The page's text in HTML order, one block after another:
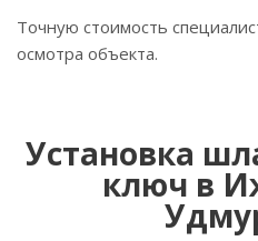
Точную стоимость
осмотра объекта.
Установка
ключ в